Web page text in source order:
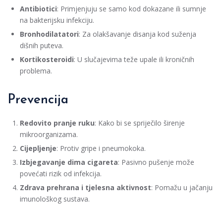
Antibiotici: Primjenjuju se samo kod dokazane ili sumnje
na bakterijsku infekciju.
Bronhodilatatori: Za olakšavanje disanja kod suženja
dišnih puteva.
Kortikosteroidi: U slučajevima teže upale ili kroničnih
problema.
Prevencija
Redovito pranje ruku: Kako bi se spriječilo širenje
mikroorganizama.
Cijepljenje: Protiv gripe i pneumokoka.
Izbjegavanje dima cigareta: Pasivno pušenje može
povećati rizik od infekcija.
Zdrava prehrana i tjelesna aktivnost: Pomažu u jačanju
imunološkog sustava.